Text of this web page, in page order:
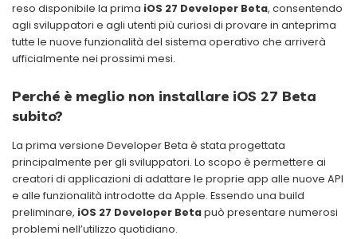
reso disponibile la prima iOS 27 Developer Beta, consentendo
agli sviluppatori e agli utenti più curiosi di provare in anteprima
tutte le nuove funzionalità del sistema operativo che arriverà
ufficialmente nei prossimi mesi.
Perché è meglio non installare iOS 27 Beta
subito?
La prima versione Developer Beta è stata progettata
principalmente per gli sviluppatori. Lo scopo è permettere ai
creatori di applicazioni di adattare le proprie app alle nuove API
e alle funzionalità introdotte da Apple. Essendo una build
preliminare, iOS 27 Developer Betapuò presentare numerosi
problemi nell’utilizzo quotidiano.